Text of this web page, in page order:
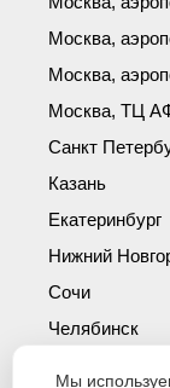
Москва,
Москва,
Москва, ТЦ
Санкт
Казань
Екатеринбург
Нижний
Сочи
Челябинск
Мы